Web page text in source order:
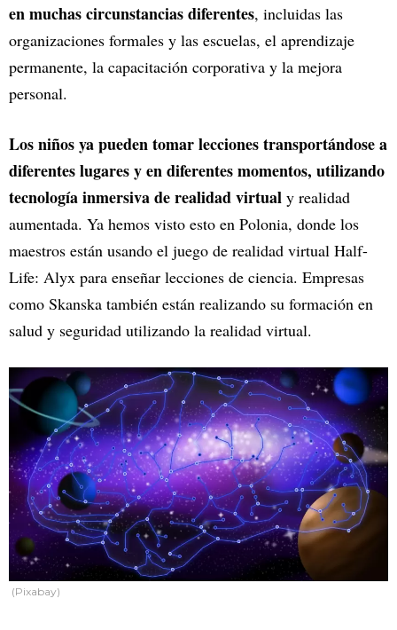
en muchas circunstancias diferentes, incluidas las
organizaciones formales y las escuelas, el aprendizaje
permanente, la capacitación corporativa y la mejora
personal.
Los niños ya pueden tomar lecciones transportándose a
diferentes lugares y en diferentes momentos, utilizando
tecnología inmersiva de realidad virtual y realidad
aumentada. Ya hemos visto esto en Polonia, donde los
maestros están usando el juego de realidad virtual Half-
Life: Alyx para enseñar lecciones de ciencia. Empresas
como Skanska también están realizando su formación en
salud y seguridad utilizando la realidad virtual.
(Pixabay)